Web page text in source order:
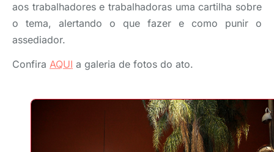
aos trabalhadores e trabalhadoras uma cartilha sobre
o tema, alertando o que fazer e como punir o
assediador.
Confira AQUI a galeria de fotos do ato.